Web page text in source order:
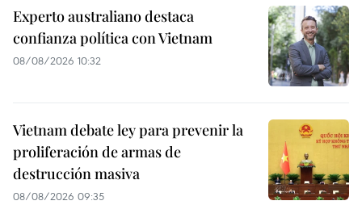
Experto australiano destaca
confianza política con Vietnam
08/08/2026 10:32
Vietnam debate ley para prevenir la
proliferación de armas de
destrucción masiva
08/08/2026 09:35